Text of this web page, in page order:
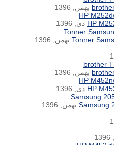
بهمن, 1396
دی, 1396
بهمن, 1396
بهمن, 1396
دی, 1396
بهمن, 1396